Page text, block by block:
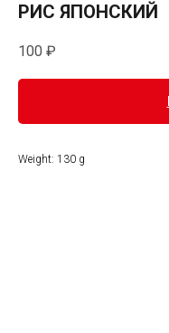
РИС ЯПОНСКИЙ
100 ₽
Weight: 130 g